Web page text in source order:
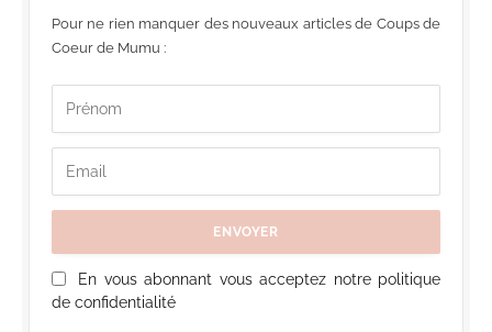
Pour ne rien manquer des nouveaux articles de Coups de
Coeur de Mumu :
En vous abonnant vous acceptez notre politique
de confidentialité